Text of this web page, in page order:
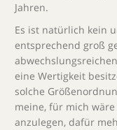
Jahren.
Es ist natürlich kein
entsprechend groß
eine Wertigkeit
solche
meine, für mich
anzulegen, dafür